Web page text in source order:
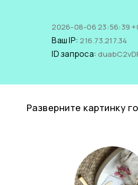
2026-08-06 23:56:39
Ваш IP:216.73.217.34
ID запроса:
Разверните картинку